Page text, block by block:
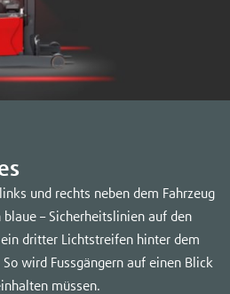
und rechts neben dem Fahrzeug
– Sicherheitslinien auf den
dritter Lichtstreifen hinter dem
wird Fussgängern auf einen Blick
müssen.